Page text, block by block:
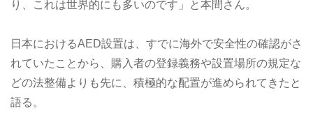
り、これは世界的にも多いのです」と本間さん。
日本におけるAED設置は、すでに海外で安全性の確認がさ
れていたことから、購入者の登録義務や設置場所の規定な
どの法整備よりも先に、積極的な配置が進められてきたと
語る。